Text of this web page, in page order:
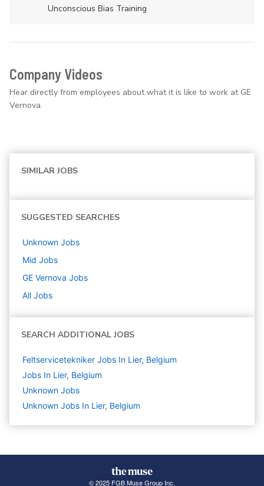
Unconscious Bias Training
Company Videos
Hear directly from employees about what it is like to work at GE
Vernova.
SIMILAR JOBS
SUGGESTED SEARCHES
Unknown Jobs
Mid Jobs
GE Vernova Jobs
All Jobs
SEARCH ADDITIONAL JOBS
Feltservicetekniker Jobs In Lier, Belgium
Jobs In Lier, Belgium
Unknown Jobs
Unknown Jobs In Lier, Belgium
© 2025 FGB Muse Group Inc.